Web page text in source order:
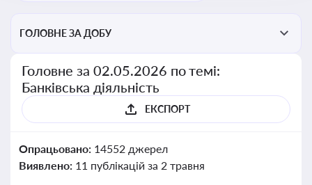
ГОЛОВНЕ ЗА ДОБУ
Головне за 02.05.2026 по темі:
Банківська діяльність
ЕКСПОРТ
Опрацьовано: 14552 джерел
Виявлено: 11 публікацій за 2 травня